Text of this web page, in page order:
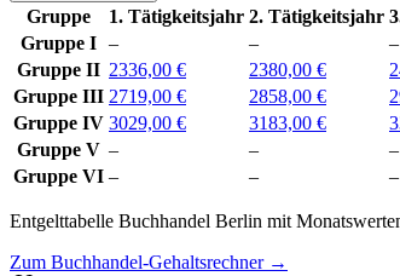
Gruppe 1. Tätigkeitsjahr 2. Tätigkeitsjahr
Gruppe I – – –
Gruppe II 2336,00 € 2380,00 €
Gruppe III 2719,00 € 2858,00 €
Gruppe IV 3029,00 € 3183,00 €
Gruppe V – – –
Gruppe VI – – –
Entgelttabelle Buchhandel Berlin mit
Zum Buchhandel-Gehaltsrechner→